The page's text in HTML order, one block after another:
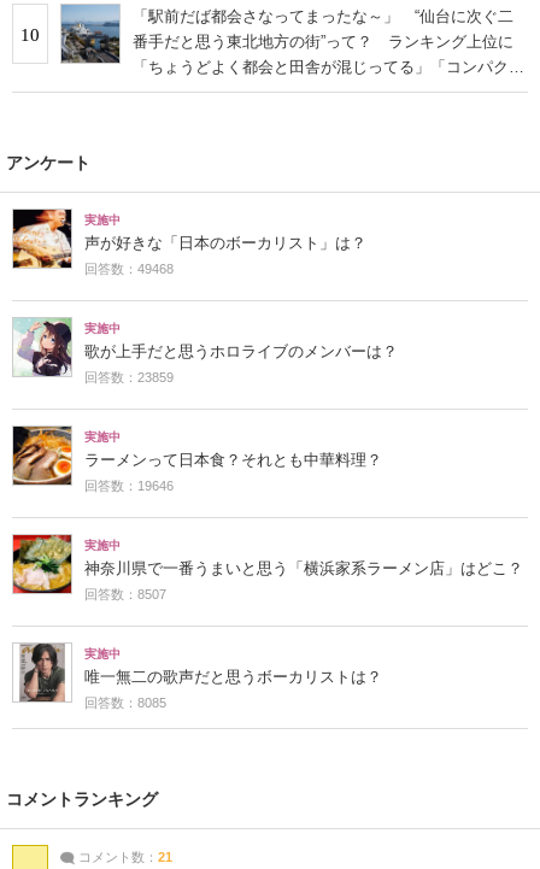
10
「駅前だば都会さなってまったな～」 “仙台に次ぐ二
番手だと思う東北地方の街”って？ ランキング上位に
「ちょうどよく都会と田舎が混じってる」「コンパクト
にまとまったいい街」の声
アンケート
実施中
声が好きな「日本のボーカリスト」は？
回答数：49468
実施中
歌が上手だと思うホロライブのメンバーは？
回答数：23859
実施中
ラーメンって日本食？それとも中華料理？
回答数：19646
実施中
神奈川県で一番うまいと思う「横浜家系ラーメン店」はどこ？
回答数：8507
実施中
唯一無二の歌声だと思うボーカリストは？
回答数：8085
コメントランキング
コメント数： 21